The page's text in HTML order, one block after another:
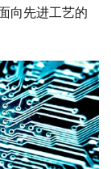
向先进工艺的